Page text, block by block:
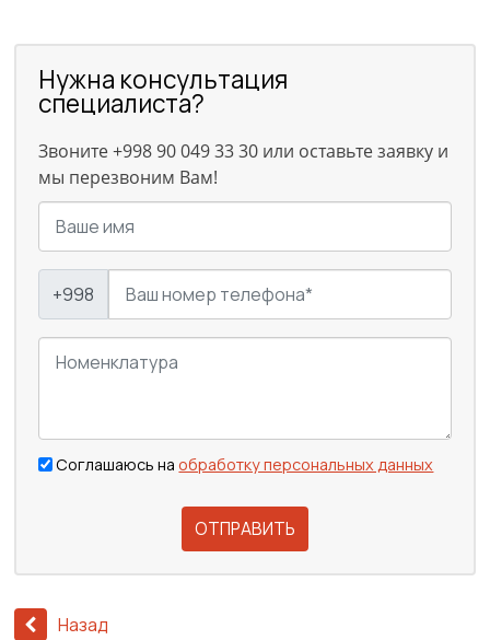
Нужна консультация
специалиста?
Звоните +998 90 049 33 30 или оставьте заявку и
мы перезвоним Вам!
+998
Соглашаюсь наобработку персональных данных
ОТПРАВИТЬ
Назад